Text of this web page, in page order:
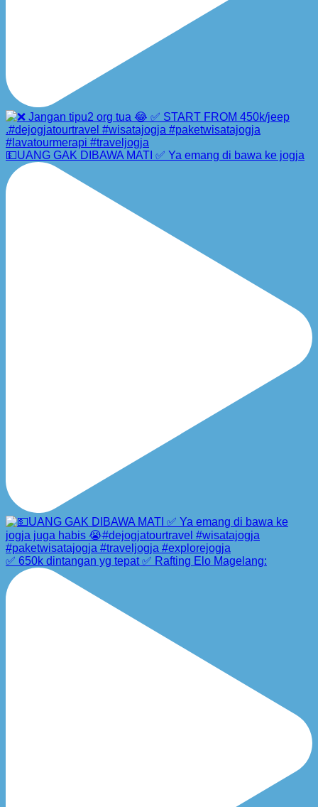
💵UANG GAK DIBAWA MATI ✅ Ya emang di bawa ke jogja
✅ 650k dintangan yg tepat ✅ Rafting Elo Magelang: